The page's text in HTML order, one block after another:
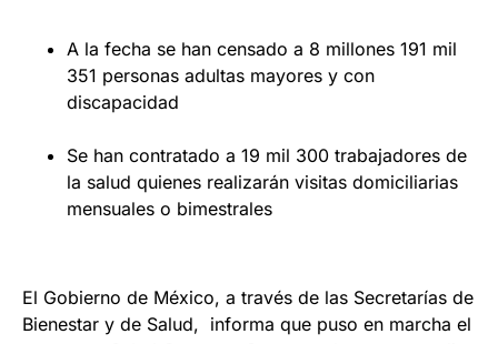
A la fecha se han censado a 8 millones 191 mil
351 personas adultas mayores y con
discapacidad
Se han contratado a 19 mil 300 trabajadores de
la salud quienes realizarán visitas domiciliarias
mensuales o bimestrales
El Gobierno de México, a través de las Secretarías de
Bienestar y de Salud, informa que puso en marcha el